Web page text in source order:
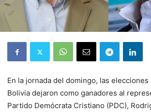
En la jornada del domingo, las
Bolivia dejaron como ganadores al
Partido Demócrata Cristiano (PDC),